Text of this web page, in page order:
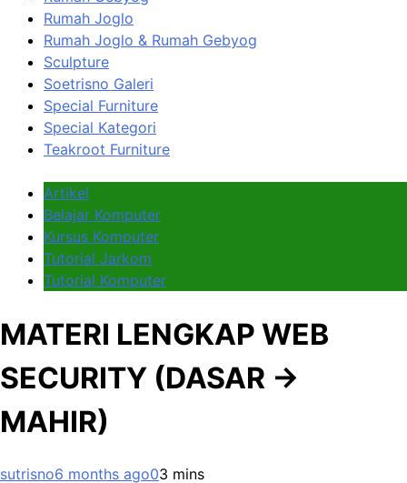
Rumah Joglo
Rumah Joglo & Rumah Gebyog
Sculpture
Soetrisno Galeri
Special Furniture
Special Kategori
Teakroot Furniture
Artikel
Belajar Komputer
Kursus Komputer
Tutorial Jarkom
Tutorial Komputer
MATERI LENGKAP WEB
SECURITY (DASAR →
MAHIR)
sutrisno6 months ago03 mins